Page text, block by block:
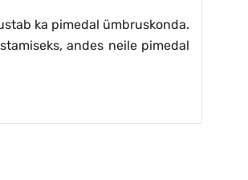
ka pimedal ümbruskonda.
andes neile pimedal